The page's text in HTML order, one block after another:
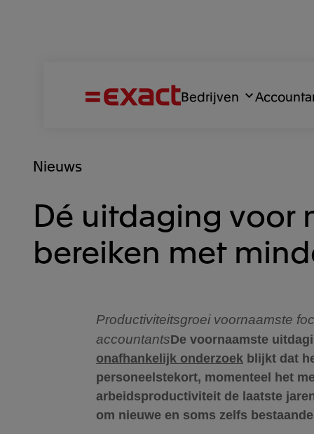
Bedrijven
Nieuws
Dé uitdaging voor
bereiken met
Productiviteitsgroei voornaamste
accountantsDe voornaamste
onafhankelijk onderzoek blijkt dat
personeelstekort, momenteel het
arbeidsproductiviteit de laatste
om nieuwe en soms zelfs